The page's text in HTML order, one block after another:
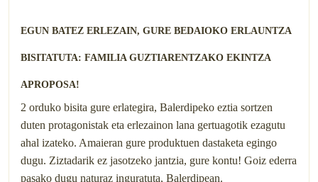
EGUN BATEZ ERLEZAIN, GURE BEDAIOKO ERLAUNTZA
BISITATUTA: FAMILIA GUZTIARENTZAKO EKINTZA
APROPOSA!
2 orduko bisita gure erlategira, Balerdipeko eztia sortzen
duten protagonistak eta erlezainon lana gertuagotik ezagutu
ahal izateko. Amaieran gure produktuen dastaketa egingo
dugu. Ziztadarik ez jasotzeko jantzia, gure kontu! Goiz ederra
pasako dugu naturaz inguratuta, Balerdipean.